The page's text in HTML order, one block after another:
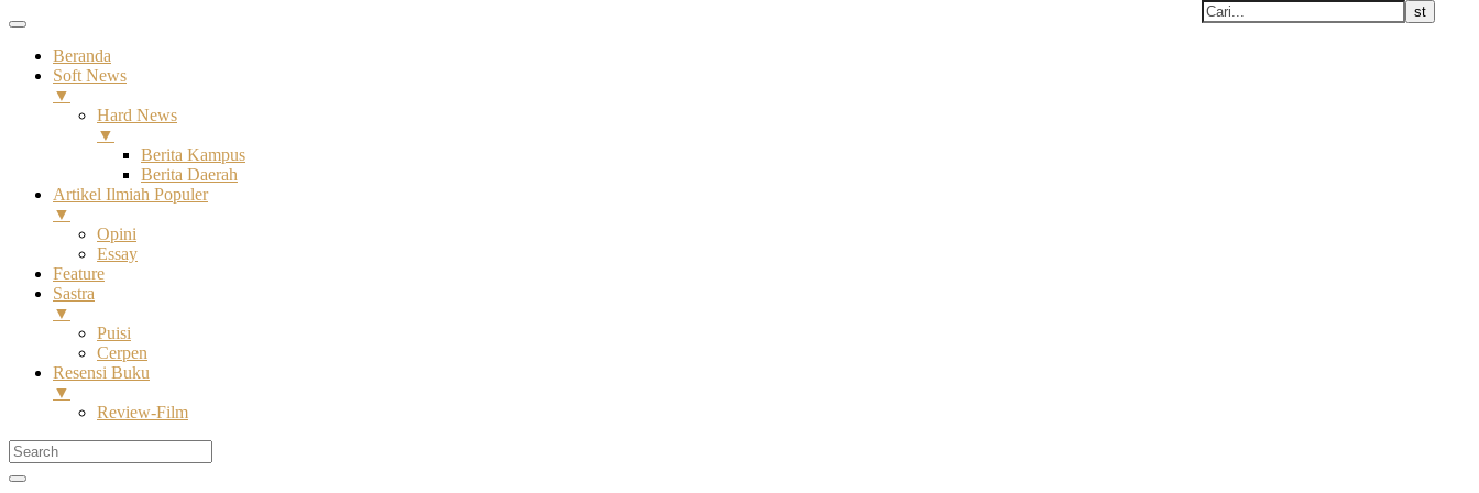
Beranda
Soft News
▼
Hard News
▼
Berita Kampus
Berita Daerah
Artikel Ilmiah Populer
▼
Opini
Essay
Feature
Sastra
▼
Puisi
Cerpen
Resensi Buku
▼
Review-Film